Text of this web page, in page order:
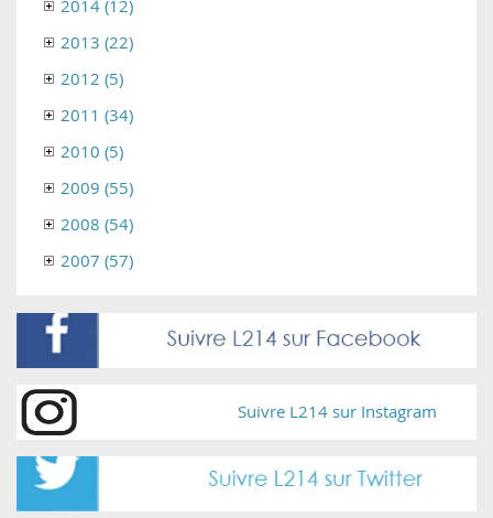
2014 (12)
2013 (22)
2012 (5)
2011 (34)
2010 (5)
2009 (55)
2008 (54)
2007 (57)
Suivre L214 sur Instagram